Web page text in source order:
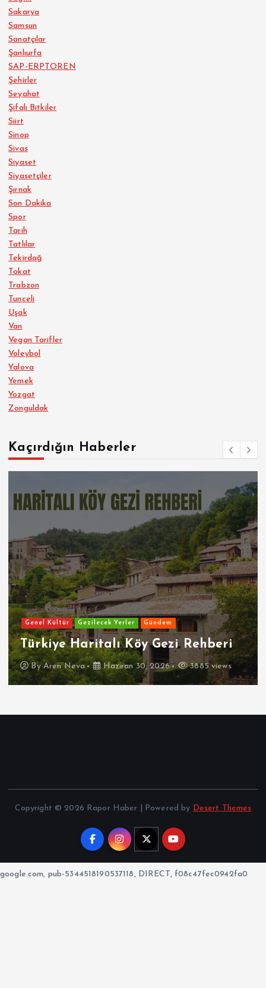
Sakarya
Samsun
Sanatçılar
Şanlıurfa
SAP-ERPTOREN
Şehirler
Seyahat
Şifalı Bitkiler
Siirt
Sinop
Sivas
Siyaset
Siyasetçiler
Şırnak
Son Dakika
Spor
Tarih
Tatlılar
Tekirdağ
Tokat
Trabzon
Tunceli
Uşak
Van
Vegan Tarifler
Voleybol
Yalova
Yemek
Yozgat
Zonguldak
Kaçırdığın Haberler
Genel Kültür Gezilecek Yerler Gündem
Türkiye Haritalı Köy Gezi Rehberi
ByAren Neva Haziran 30, 2026 3885 views
Copyright © 2026 Rapor Haber | Powered by Desert Themes
google.com, pub-5344518190537118, DIRECT, f08c47fec0942fa0